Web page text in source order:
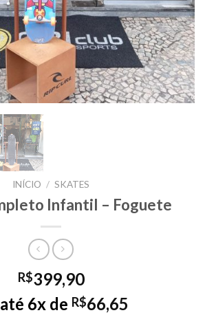
INÍCIO / SKATES
Infantil – Foguete
R$399,90
6x de R$66,65